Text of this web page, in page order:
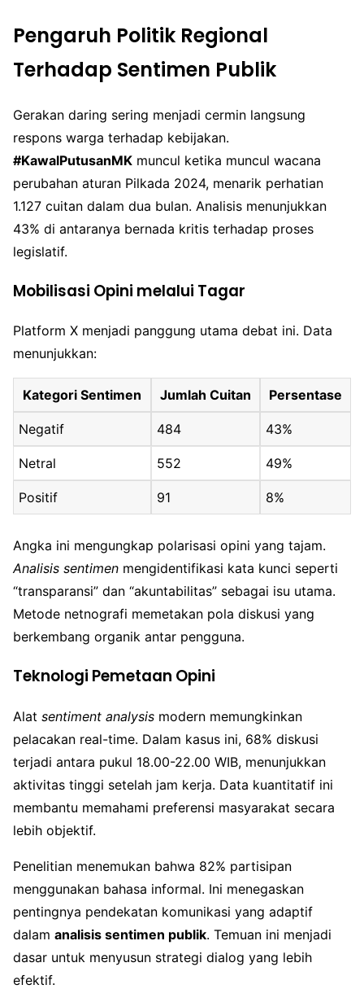
Pengaruh Politik Regional
Terhadap Sentimen Publik
Gerakan daring sering menjadi cermin langsung
respons warga terhadap kebijakan.
#KawalPutusanMK muncul ketika muncul wacana
perubahan aturan Pilkada 2024, menarik perhatian
1.127 cuitan dalam dua bulan. Analisis menunjukkan
43% di antaranya bernada kritis terhadap proses
legislatif.
Mobilisasi Opini melalui Tagar
Platform X menjadi panggung utama debat ini. Data
menunjukkan:
Kategori Sentimen Jumlah Cuitan Persentase
Negatif 484 43%
Netral 552 49%
Positif 91 8%
Angka ini mengungkap polarisasi opini yang tajam.
Analisis sentimen mengidentifikasi kata kunci seperti
“transparansi” dan “akuntabilitas” sebagai isu utama.
Metode netnografi memetakan pola diskusi yang
berkembang organik antar pengguna.
Teknologi Pemetaan Opini
Alat sentiment analysis modern memungkinkan
pelacakan real-time. Dalam kasus ini, 68% diskusi
terjadi antara pukul 18.00-22.00 WIB, menunjukkan
aktivitas tinggi setelah jam kerja. Data kuantitatif ini
membantu memahami preferensi masyarakat secara
lebih objektif.
Penelitian menemukan bahwa 82% partisipan
menggunakan bahasa informal. Ini menegaskan
pentingnya pendekatan komunikasi yang adaptif
dalam analisis sentimen publik. Temuan ini menjadi
dasar untuk menyusun strategi dialog yang lebih
efektif.